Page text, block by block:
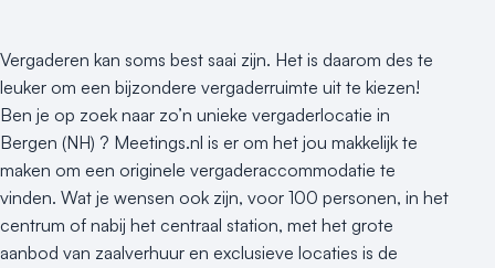
Vergaderen kan soms best saai zijn. Het is daarom des te
leuker om een bijzondere vergaderruimte uit te kiezen!
Ben je op zoek naar zo’n unieke vergaderlocatie in
Bergen (NH) ? Meetings.nl is er om het jou makkelijk te
maken om een originele vergaderaccommodatie te
vinden. Wat je wensen ook zijn, voor 100 personen, in het
centrum of nabij het centraal station, met het grote
aanbod van zaalverhuur en exclusieve locaties is de